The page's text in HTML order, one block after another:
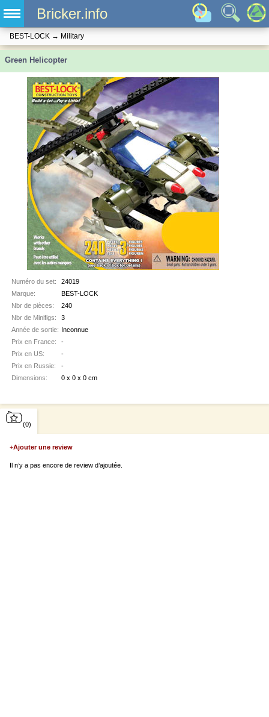
Bricker.info
BEST-LOCK → Military
Green Helicopter
Numéro du set:
24019
Marque:
BEST-LOCK
Nbr de pièces:
240
Nbr de Minifigs:
3
Année de sortie: Inconnue
Prix en France:
-
Prix en US:
-
Prix en Russie:
-
Dimensions:
0 x 0 x 0 cm
(0)
+Ajouter une review
Il n’y a pas encore de review d’ajoutée.